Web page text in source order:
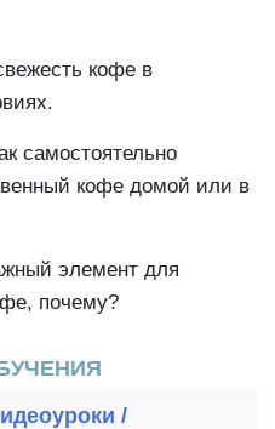
кофе в
самостоятельно
кофе домой или в
элемент для
почему?
/